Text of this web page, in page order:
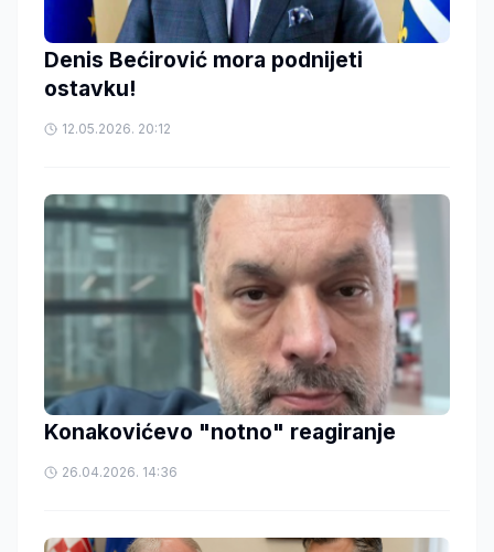
Denis Bećirović mora podnijeti
ostavku!
12.05.2026. 20:12
Konakovićevo "notno" reagiranje
26.04.2026. 14:36